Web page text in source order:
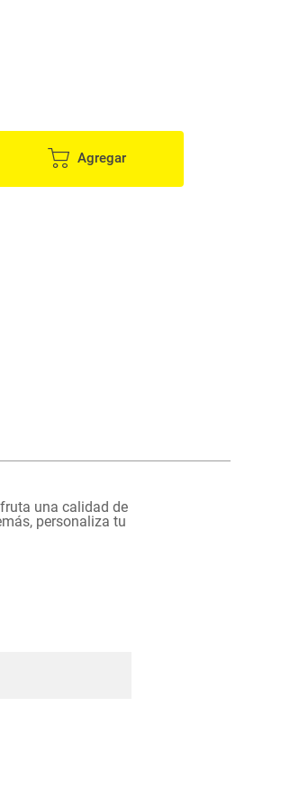
Agregar
una calidad de
personaliza tu